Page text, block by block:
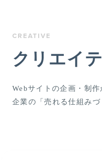
CREATIVE
クリエイ
Webサイトの企画・制
企業の「売れる仕組みづ